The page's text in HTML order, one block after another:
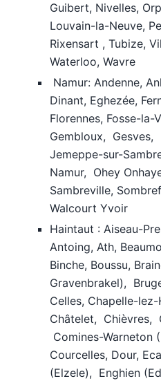
Guibert, Nivelles,
Louvain-la-Neuve,
Rixensart , Tubize,
Waterloo, Wavre
Namur: Andenne,
Dinant, Eghezée,
Florennes, Fosse-la-
Gembloux, Gesves,
Jemeppe-sur-
Namur, Ohey
Sambreville,
Walcourt Yvoir
Haintaut : Aiseau-
Antoing, Ath,
Binche, Boussu,
Gravenbrakel),
Celles, Chapelle-
Châtelet, Chièvres,
Comines-Warneton
Courcelles, Dour,
(Elzele), Enghien